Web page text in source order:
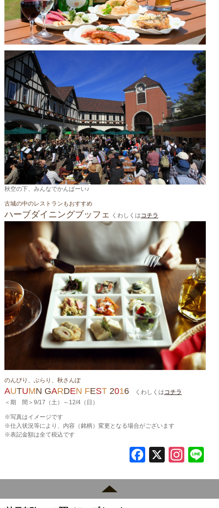
秋空の下、みんなでかんぱーい♪
古城の中のレストランもおすすめ
ハーブダイニングブッフェ くわしくはコチラ
のんびり、ぶらり、秋さんぽ
AUTUMN GARDEN FEST 2016くわしくはコチラ
＜期 間＞9/17（土）～12/4（日）
※写真はイメージです
※仕入状況等により、内容（銘柄）変更となる場合がございます
※表記金額は全て税込です
F
e
X In
gr